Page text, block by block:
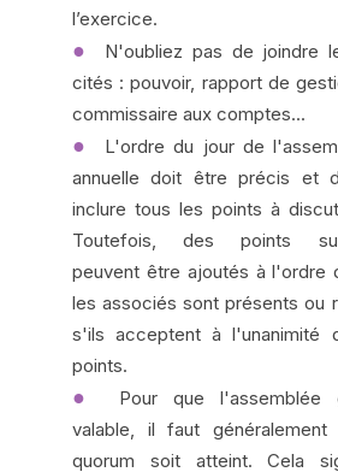
l’exercice.
N'oubliez pas de joindre
cités : pouvoir, rapport de
commissaire aux comptes...
L'ordre du jour de
annuelle doit être précis et
inclure tous les points à
Toutefois, des points
peuvent être ajoutés à l'ordre
les associés sont présents ou
s'ils acceptent à l'unanimité
points.
Pour que l'assemblée
valable, il faut généralement
quorum soit atteint. Cela